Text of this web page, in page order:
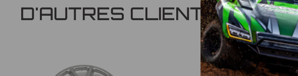
D'AUTRES CLIENTS